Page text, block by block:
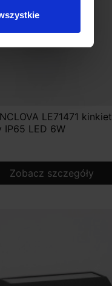
LE71471 kinkiet
IP65 LED 6W
Zobacz szczegóły